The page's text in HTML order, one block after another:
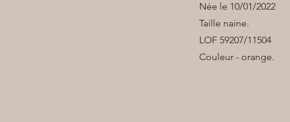
Née le 10/01/2022
Taille naine.
LOF 59207/11504
Couleur - orange.